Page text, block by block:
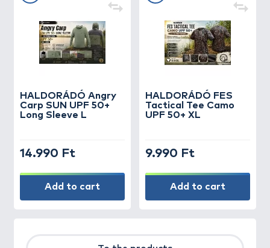
HALDORÁDÓ Angry
Carp SUN UPF 50+
Long Sleeve L
14.990 Ft
Add to cart
HALDORÁDÓ FES
Tactical Tee Camo
UPF 50+ XL
9.990 Ft
Add to cart